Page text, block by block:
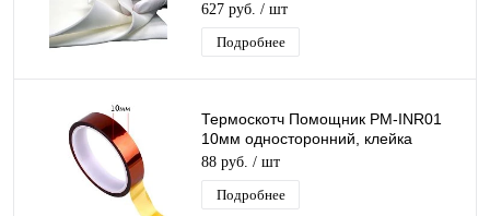
627 руб. / шт
Подробнее
Термоскотч Помощник PM-INR01
10мм односторонний, клейка
лента, силиконовая, длина 10м
88 руб. / шт
Подробнее